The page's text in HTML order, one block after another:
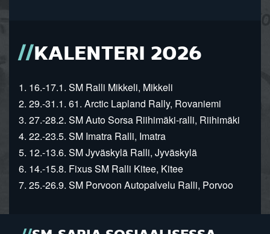
KALENTERI 2026
1. 16.-17.1. SM Ralli Mikkeli, Mikkeli
2. 29.-31.1. 61. Arctic Lapland Rally, Rovaniemi
3. 27.-28.2. SM Auto Sorsa Riihimäki-ralli, Riihimäki
4. 22.-23.5. SM Imatra Ralli, Imatra
5. 12.-13.6. SM Jyväskylä Ralli, Jyväskylä
6. 14.-15.8. Fixus SM Ralli Kitee, Kitee
7. 25.-26.9. SM Porvoon Autopalvelu Ralli, Porvoo